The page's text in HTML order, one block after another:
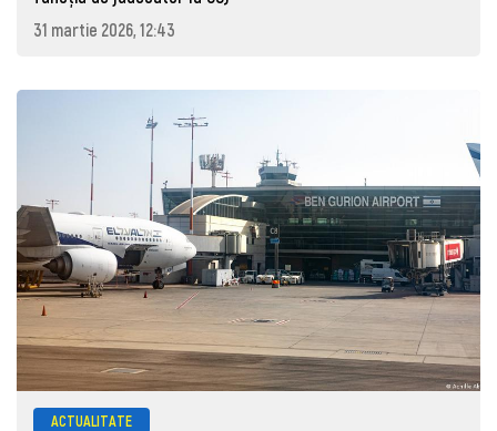
31 martie 2026, 12:43
ACTUALITATE